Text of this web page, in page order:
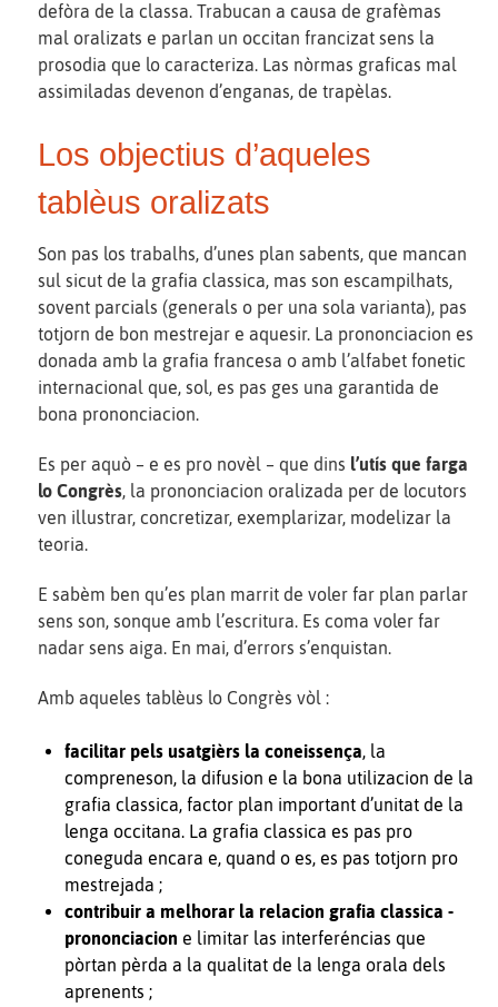
defòra de la classa. Trabucan a causa de grafèmas
mal oralizats e parlan un occitan francizat sens la
prosodia que lo caracteriza. Las nòrmas graficas mal
assimiladas devenon d’enganas, de trapèlas.
Los objectius d’aqueles
tablèus oralizats
Son pas los trabalhs, d’unes plan sabents, que mancan
sul sicut de la grafia classica, mas son escampilhats,
sovent parcials (generals o per una sola varianta), pas
totjorn de bon mestrejar e aquesir. La prononciacion es
donada amb la grafia francesa o amb l’alfabet fonetic
internacional que, sol, es pas ges una garantida de
bona prononciacion.
Es per aquò – e es pro novèl – que dins l’utís que farga
lo Congrès, la prononciacion oralizada per de locutors
ven illustrar, concretizar, exemplarizar, modelizar la
teoria.
E sabèm ben qu’es plan marrit de voler far plan parlar
sens son, sonque amb l’escritura. Es coma voler far
nadar sens aiga. En mai, d’errors s’enquistan.
Amb aqueles tablèus lo Congrès vòl :
facilitar pels usatgièrs la coneissença, la
compreneson, la difusion e la bona utilizacion de la
grafia classica, factor plan important d’unitat de la
lenga occitana. La grafia classica es pas pro
coneguda encara e, quand o es, es pas totjorn pro
mestrejada ;
contribuir a melhorar la relacion grafia classica -
prononciacion e limitar las interferéncias que
pòrtan pèrda a la qualitat de la lenga orala dels
aprenents ;